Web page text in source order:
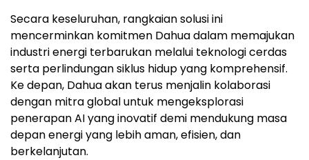
Secara keseluruhan, rangkaian solusi ini
mencerminkan komitmen Dahua dalam memajukan
industri energi terbarukan melalui teknologi cerdas
serta perlindungan siklus hidup yang komprehensif.
Ke depan, Dahua akan terus menjalin kolaborasi
dengan mitra global untuk mengeksplorasi
penerapan AI yang inovatif demi mendukung masa
depan energi yang lebih aman, efisien, dan
berkelanjutan.